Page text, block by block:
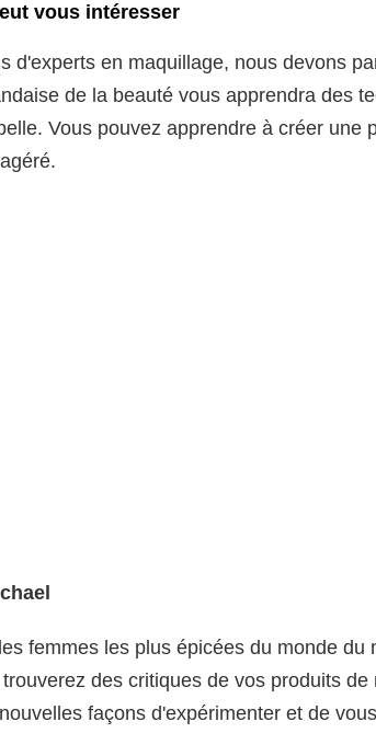
vous intéresser
d'experts en maquillage, nous devons
de la beauté vous apprendra des
Vous pouvez apprendre à créer une
femmes les plus épicées du monde du
des critiques de vos produits
façons d'expérimenter et de